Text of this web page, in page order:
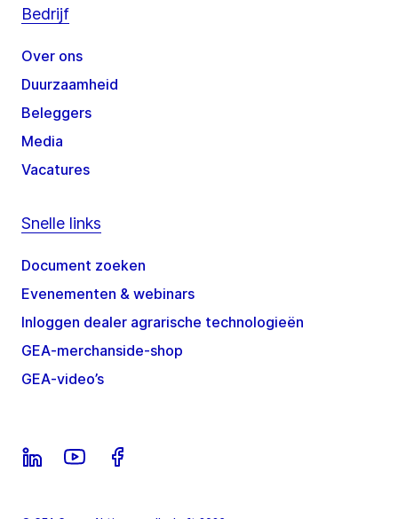
Bedrijf
Over ons
Duurzaamheid
Beleggers
Media
Vacatures
Snelle links
Document zoeken
Evenementen & webinars
Inloggen dealer agrarische technologieën
GEA-merchanside-shop
GEA-video’s